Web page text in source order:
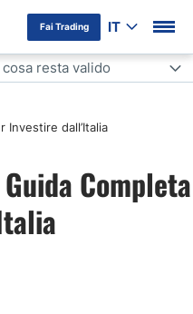
Fai Trading IT
Investire dall’Italia
resta valido
valido
Completa